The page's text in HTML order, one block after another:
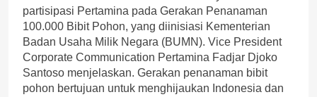
partisipasi Pertamina pada Gerakan Penanaman
100.000 Bibit Pohon, yang diinisiasi Kementerian
Badan Usaha Milik Negara (BUMN). Vice President
Corporate Communication Pertamina Fadjar Djoko
Santoso menjelaskan. Gerakan penanaman bibit
pohon bertujuan untuk menghijaukan Indonesia dan